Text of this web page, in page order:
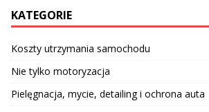
KATEGORIE
Koszty utrzymania samochodu
Nie tylko motoryzacja
Pielęgnacja, mycie, detailing i ochrona auta